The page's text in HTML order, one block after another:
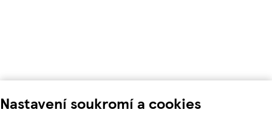
Nastavení soukromí a cookies